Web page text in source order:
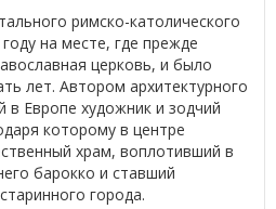
римско-католического
на месте, где прежде
церковь, и было
лет. Автором архитектурного
в Европе художник и зодчий
которому в центре
храм, воплотивший в
барокко и ставший
города.